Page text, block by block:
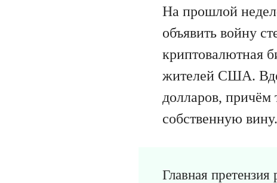
На прошлой
объявить войну
криптовалютная
жителей США.
долларов, причём
собственную вину.
Главная